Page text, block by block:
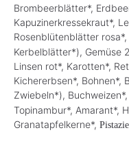
Brombeerblätter*,
Kapuzinerkressekraut*,
Rosenblütenblätter rosa*,
Kerbelblätter*), Gemüse
Linsen rot*, Karotten*,
Kichererbsen*, Bohnen*,
Zwiebeln*), Buchweizen*,
Topinambur*, Amarant*,
Granatapfelkerne*,